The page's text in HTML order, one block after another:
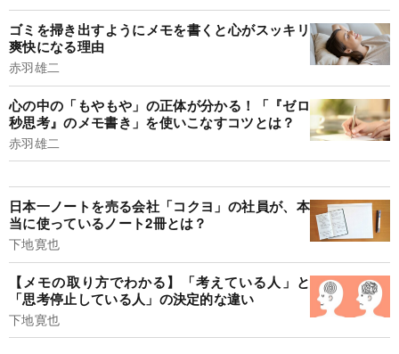
ゴミを掃き出すようにメモを書くと心がスッキリ
爽快になる理由
赤羽雄二
心の中の「もやもや」の正体が分かる！「『ゼロ
秒思考』のメモ書き」を使いこなすコツとは？
赤羽雄二
日本一ノートを売る会社「コクヨ」の社員が、本
当に使っているノート2冊とは？
下地寛也
【メモの取り方でわかる】「考えている人」と
「思考停止している人」の決定的な違い
下地寛也